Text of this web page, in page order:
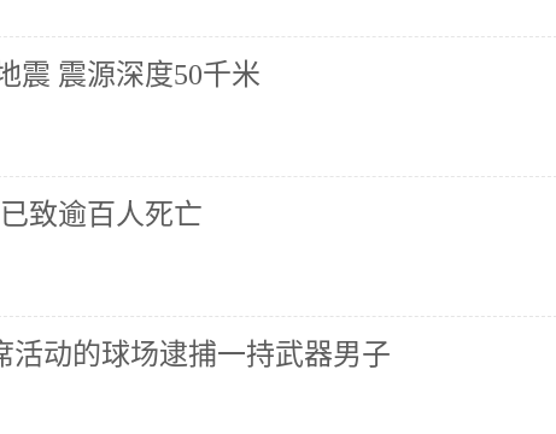
震 震源深度50千米
致逾百人死亡
活动的球场逮捕一持武器男子